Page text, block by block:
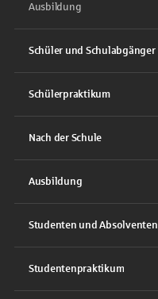
Ausbildung
Schüler und Schulabgänger
Schülerpraktikum
Nach der Schule
Ausbildung
Studenten und Absolventen
Studentenpraktikum